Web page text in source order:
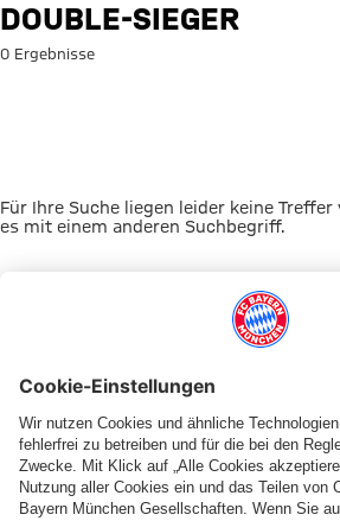
Suche: Double-Sieger
DOUBLE-SIEGER
0 Ergebnisse
Für Ihre Suche liegen leider keine Treffer
es mit einem anderen Suchbegriff.
DAS KÖNNTE DICH
JETZT DOWNLOADEN
ERLEBE DEN FCBB
OUT NOW